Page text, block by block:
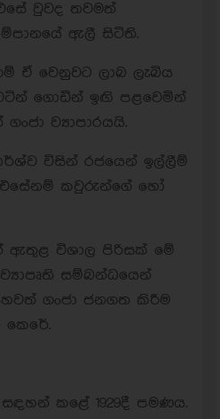
වුවද තවමත්
ඇලී සිටිති.
ඒ වෙනුවට ලාබ ලැබිය
ගොඩින් ඉඟි පළවෙමින්
ව්‍යාපාරයයි.
විසින් රජයෙන් ඉල්ලීම්
කවුරුන්ගේ හෝ
ඇතුළ විශාල පිරිසක් මේ
සම්බන්ධයෙන්
ගංජා ජනගත කිරීම
කෙරේ.
කළේ 1929දී පමණය.